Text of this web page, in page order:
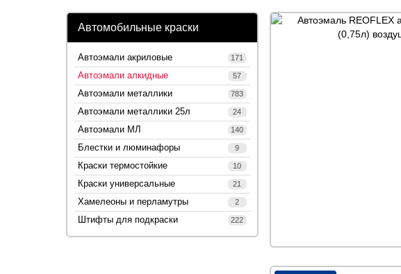
Автомобильные краски
Автоэмали акриловые 171
Автоэмали алкидные 57
Автоэмали металлики 783
Автоэмали металлики 25л 24
Автоэмали МЛ 140
Блестки и люминафоры 9
Краски термостойкие 10
Краски универсальные 21
Хамелеоны и перламутры 2
Штифты для подкраски 222